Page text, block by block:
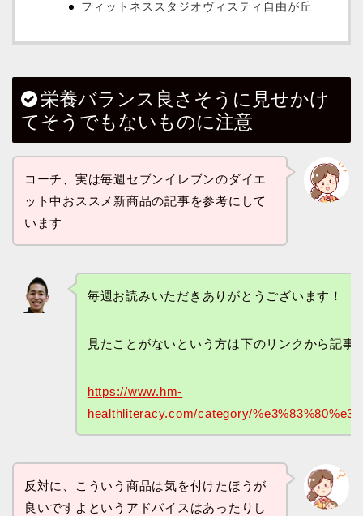
フィットネススタジオヴィスティ自由が丘
栄養バランス良さそうに見せかけ
てそうでもないものに注意
コーチ、実は毎週セブンイレブンのダイエ
ット中おススメ新商品の記事を参考にして
います
毎週お読みいただきありがとうございます！
見たことがないという方は下のリンクから記
https://www.hm-
healthliteracy.com/category/
反対に、こういう商品は気を付けたほうが
良いですよというアドバイスはあったりし